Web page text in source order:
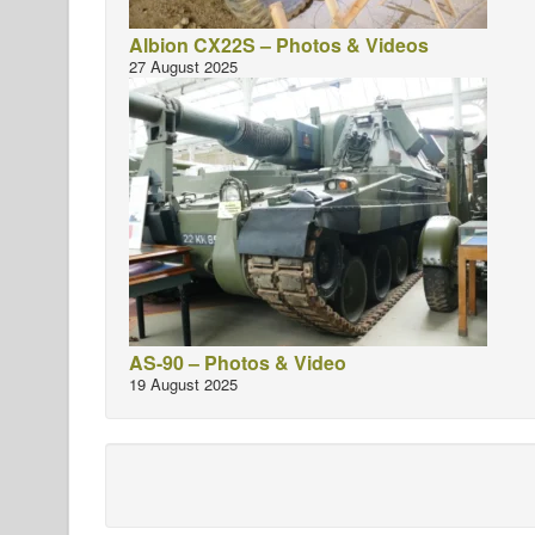
Albion CX22S – Photos & Videos
27 August 2025
AS-90 – Photos & Video
19 August 2025